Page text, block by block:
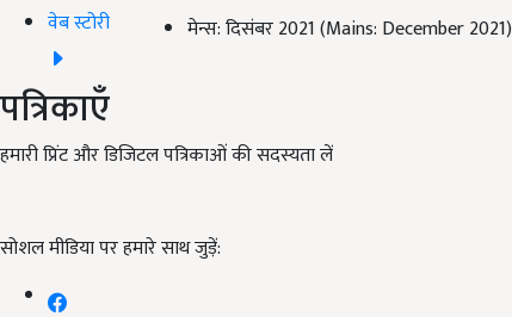
वेब स्टोरी
पत्रिकाएँ
हमारी प्रिंट और डिजिटल पत्रिकाओं की सदस्यता लें
सोशल मीडिया पर हमारे साथ जुड़ें:
मेन्स: दिसंबर 2021 (Mains: December 2021)